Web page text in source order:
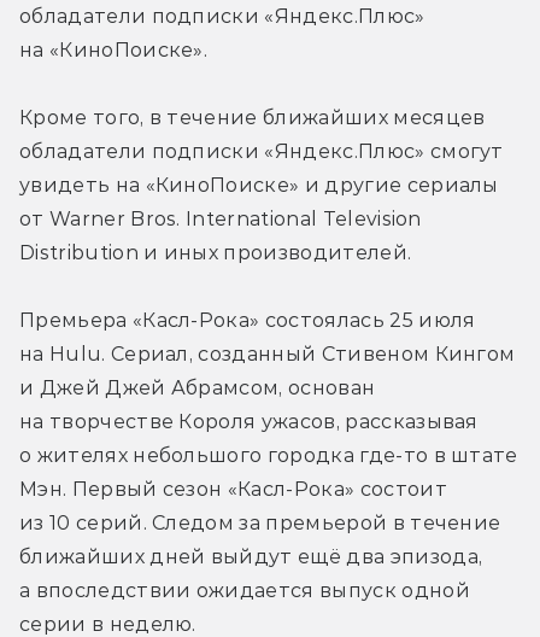
обладатели подписки «Яндекс.Плюс»
на «КиноПоиске».
Кроме того, в течение ближайших месяцев
обладатели подписки «Яндекс.Плюс» смогут
увидеть на «КиноПоиске» и другие сериалы
от Warner Bros. International Television
Distribution и иных производителей.
Премьера «Касл-Рока» состоялась 25 июля
на Hulu. Сериал, созданный Стивеном Кингом
и Джей Джей Абрамсом, основан
на творчестве Короля ужасов, рассказывая
о жителях небольшого городка где-то в штате
Мэн. Первый сезон «Касл-Рока» состоит
из 10 серий. Следом за премьерой в течение
ближайших дней выйдут ещё два эпизода,
а впоследствии ожидается выпуск одной
серии в неделю.